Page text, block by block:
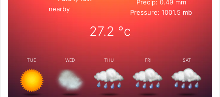
nearby
Precip: 0.49 mm
Pressure: 1001.5 mb
27.2 °c
TUE WED THU FRI SAT